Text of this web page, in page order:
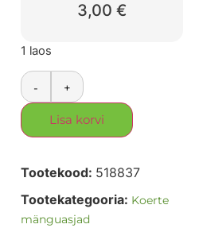
3,00 €
1 laos
- +
Lisa korvi
Tootekood: 518837
Tootekategooria: Koerte
mänguasjad